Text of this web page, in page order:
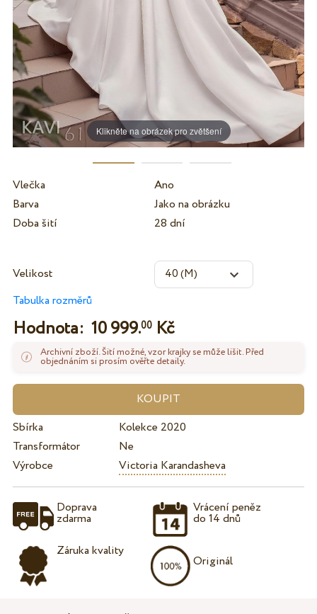
Klikněte na obrázek pro zvětšení
Vlečka
Ano
Barva
Jako na obrázku
Doba šití
28 dní
Velikost
Tabulka rozměrů
Hodnota: 10 999.00Kč
Archivní zboží. Šití možné, vzor krajky se může lišit. Před
objednáním si prosím ověřte detaily.
Sbírka
Kolekce 2020
Transformátor
Ne
Výrobce
Victoria Karandasheva
Doprava
zdarma
Záruka kvality
Vrácení peněz
do 14 dnů
Originál